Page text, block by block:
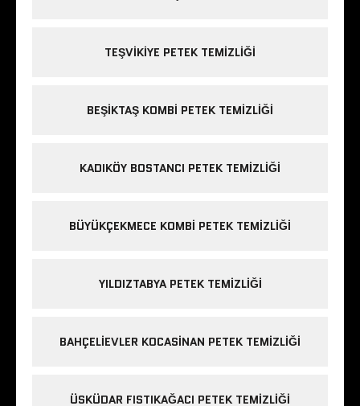
TEŞVIKIYE PETEK TEMIZLIĞI
BEŞIKTAŞ KOMBI PETEK TEMIZLIĞI
KADIKÖY BOSTANCI PETEK TEMIZLIĞI
BÜYÜKÇEKMECE KOMBI PETEK TEMIZLIĞI
YILDIZTABYA PETEK TEMIZLIĞI
BAHÇELIEVLER KOCASINAN PETEK TEMIZLIĞI
ÜSKÜDAR FISTIKAĞACI PETEK TEMIZLIĞI